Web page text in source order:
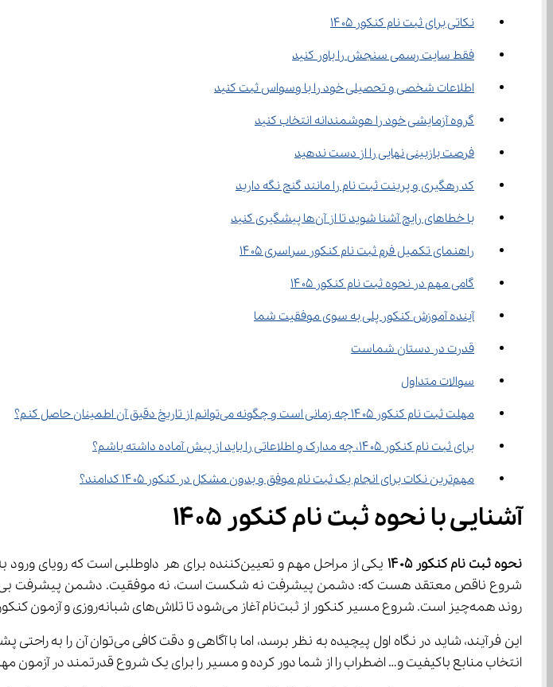
نکاتی برای ثبت نام کنکور ۱۴۰۵
فقط سایت رسمی سنجش را باور کنید
اطلاعات شخصی و تحصیلی خود را با وسواس ثبت کنید
گروه آزمایشی خود را هوشمندانه انتخاب کنید
فرصت بازبینی نهایی را از دست ندهید
کد رهگیری و پرینت ثبت نام را مانند گنج نگه دارید
با خطاهای رایج آشنا شوید تا از آن‌ها پیشگیری کنید
راهنمای تکمیل فرم ثبت نام کنکور سراسری ۱۴۰۵
گامی مهم در نحوه ثبت نام کنکور ۱۴۰۵
آینده‌ آموزش کنکور پلی به سوی موفقیت شما
قدرت در دستان شماست
سوالات متداول
مهلت ثبت نام کنکور ۱۴۰۵ چه زمانی است و چگونه می‌توانم از تاریخ دقیق آن اطمینان حاصل کنم؟
برای ثبت نام کنکور ۱۴۰۵، چه مدارک و اطلاعاتی را باید از پیش آماده داشته باشم؟
مهم‌ترین نکات برای انجام یک ثبت نام موفق و بدون مشکل در کنکور ۱۴۰۵ کدامند؟
آشنایی با نحوه ثبت نام کنکور 1405
نحوه ثبت نام کنکور ۱۴۰۵
روند همه‌چیز است. شروع مسیر کنکور از ثبت‌نام آغاز می‌شود تا تلاش‌های شبانه‌روزی و آزمون کنکور ادامه پیدا می‌کند.
این فرآیند، شاید در نگاه اول پیچیده به نظر برسد، اما با آگاهی و دقت کافی می‌توان آن را به راحتی پشت سر گذاشت. درک صحیح از جزئیات
انتخاب منابع باکیفیت و… اضطراب را از شما دور کرده و مسیر را برای یک شروع قدرتمند در آزمون مهم